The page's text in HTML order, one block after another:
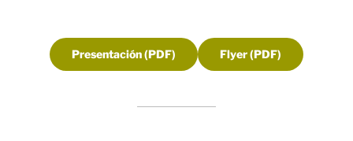
Presentación (PDF) Flyer (PDF)